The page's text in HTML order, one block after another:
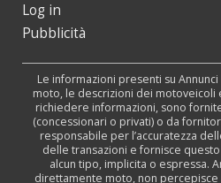
Log in
Pubblicità
Le informazioni presenti su
moto, le descrizioni dei
richiedere informazioni, sono
(concessionari o privati) o da
responsabile per l’accuratezza
delle transazioni e fornisce
alcun tipo, implicita o espressa.
direttamente moto, non